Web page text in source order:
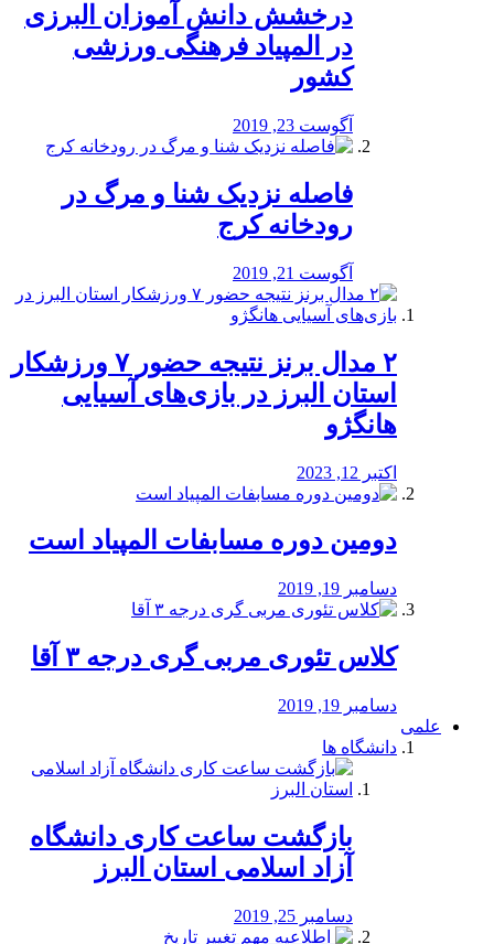
درخشش دانش آموزان البرزی
در المپیاد فرهنگی ورزشی
کشور
آگوست 23, 2019
️فاصله نزدیک شنا و مرگ در
رودخانه کرج
آگوست 21, 2019
۲ مدال برنز نتیجه حضور ۷ ورزشکار
استان البرز در بازی‌های آسیایی
هانگژو
اکتبر 12, 2023
دومین دوره مسابفات المپیاد است
دسامبر 19, 2019
کلاس تئوری مربی گری درجه ۳ آقا
دسامبر 19, 2019
علمی
دانشگاه ها
بازگشت ساعت کاری دانشگاه
آزاد اسلامی استان البرز
دسامبر 25, 2019